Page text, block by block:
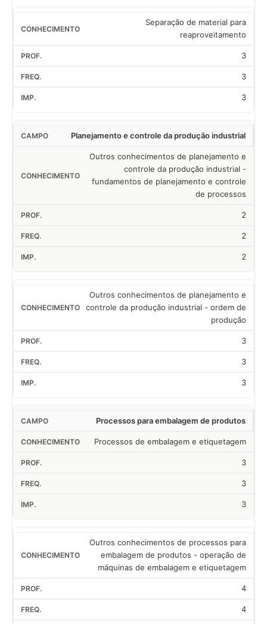
Separação de material para
reaproveitamento
3
3
3
Planejamento e controle da produção industrial
Outros conhecimentos de planejamento e
controle da produção industrial -
fundamentos de planejamento e controle
de processos
2
2
2
Outros conhecimentos de planejamento e
controle da produção industrial - ordem de
produção
3
3
3
Processos para embalagem de produtos
Processos de embalagem e etiquetagem
3
3
3
Outros conhecimentos de processos para
embalagem de produtos - operação de
máquinas de embalagem e etiquetagem
4
4